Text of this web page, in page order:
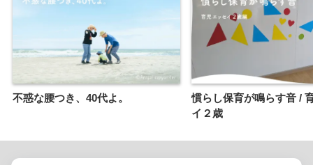
不惑な腰つき、40代よ。
慣らし保育が鳴らす音 /
イ２歳